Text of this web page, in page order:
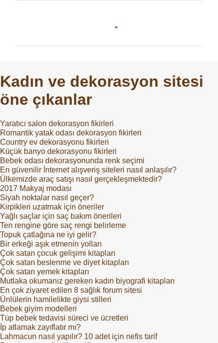
l
a
Kadın ve dekorasyon sitesi
öne çıkanlar
Yaratıcı salon dekorasyon fikirleri
Romantik yatak odası dekorasyon fikirleri
Country ev dekorasyonu fikirleri
Küçük banyo dekorasyonu fikirleri
Bebek odası dekorasyonunda renk seçimi
En güvenilir İnternet alışveriş siteleri nasıl anlaşılır?
Ülkemizde araç satışı nasıl gerçekleşmektedir?
2017 Makyaj modası
Siyah noktalar nasıl geçer?
Kirpikleri uzatmak için öneriler
Yağlı saçlar için saç bakım önerileri
Ten rengine göre saç rengi belirleme
Topuk çatlağına ne iyi gelir?
Bir erkeği aşık etmenin yolları
Çok satan çocuk gelişimi kitapları
Çok satan beslenme ve diyet kitapları
Çok satan yemek kitapları
Mutlaka okumanız gereken kadın biyografi kitapları
En çok ziyaret edilen 8 sağlık forum sitesi
Ünlülerin hamilelikte giysi stilleri
Bebek giyim modelleri
Tüp bebek tedavisi süreci ve ücretleri
İp atlamak zayıflatır mı?
Lahmacun nasıl yapılır? 10 adet için nefis tarif